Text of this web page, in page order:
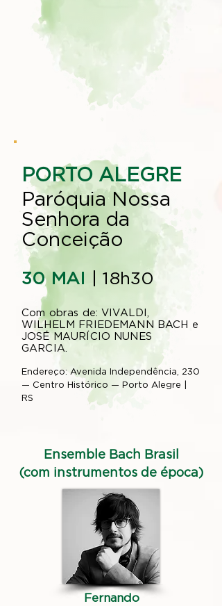
PORTO ALEGRE
Paróquia Nossa
Senhora da
Conceição
30MAI | 18h30
Com obras de: VIVALDI,
WILHELM FRIEDEMANN BACH e
JOSÉ MAURÍCIO NUNES
GARCIA.
Endereço: Avenida Independência, 230
— Centro Histórico — Porto Alegre |
RS
Ensemble Bach Brasil
(com instrumentos de época)
Fernando